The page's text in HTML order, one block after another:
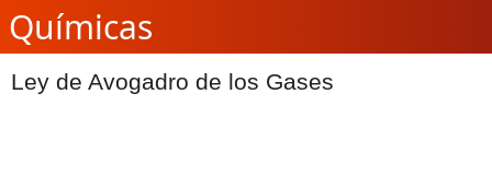
Químicas
Ley de Avogadro de los Gases